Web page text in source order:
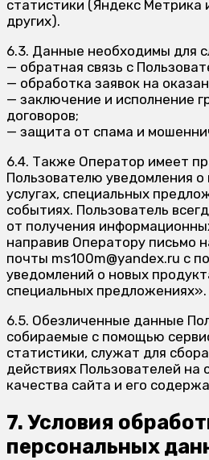
статистики (Яндекс Метрика
других).
6.3. Данные необходимы для
— обратная связь с
— обработка заявок на
— заключение и исполнение
договоров;
— защита от спама и
6.4. Также Оператор имеет
Пользователю уведомления о
услугах, специальных
событиях. Пользователь
от получения
направив Оператору письмо
почты ms100m@yandex.ru с
уведомлений о новых
специальных предложениях».
6.5. Обезличенные данные
собираемые с помощью
статистики, служат для
действиях Пользователей на
качества сайта и его
7. Условия
персональных